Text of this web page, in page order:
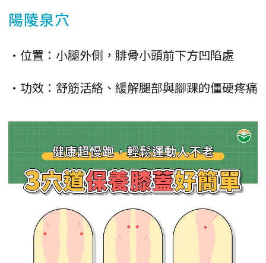
陽陵泉穴
•位置：小腿外側，腓骨小頭前下方凹陷處
•功效：舒筋活絡、緩解腿部與腳踝的僵硬疼痛